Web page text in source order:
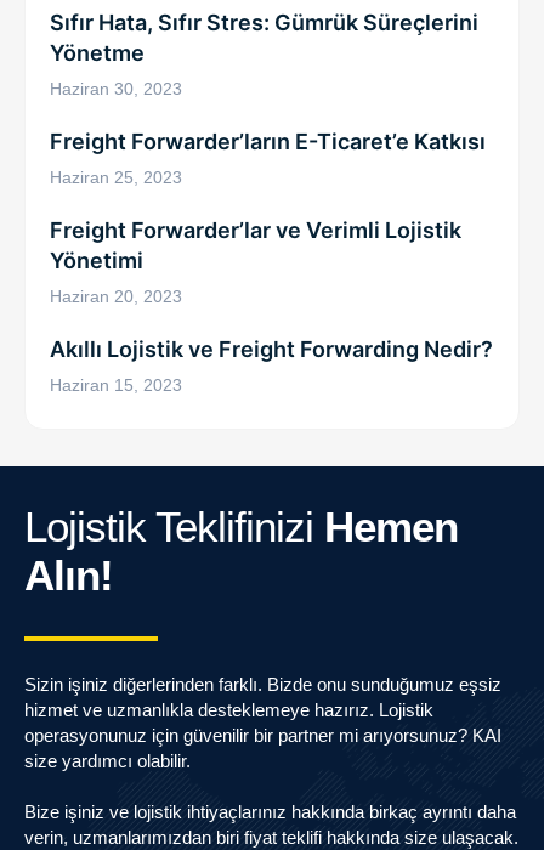
Sıfır Hata, Sıfır Stres: Gümrük Süreçlerini
Yönetme
Haziran 30, 2023
Freight Forwarder’ların E-Ticaret’e Katkısı
Haziran 25, 2023
Freight Forwarder’lar ve Verimli Lojistik
Yönetimi
Haziran 20, 2023
Akıllı Lojistik ve Freight Forwarding Nedir?
Haziran 15, 2023
Lojistik Teklifinizi Hemen
Alın!
Sizin işiniz diğerlerinden farklı. Bizde onu sunduğumuz eşsiz
hizmet ve uzmanlıkla desteklemeye hazırız. Lojistik
operasyonunuz için güvenilir bir partner mi arıyorsunuz? KAI
size yardımcı olabilir.
Bize işiniz ve lojistik ihtiyaçlarınız hakkında birkaç ayrıntı daha
verin, uzmanlarımızdan biri fiyat teklifi hakkında size ulaşacak.